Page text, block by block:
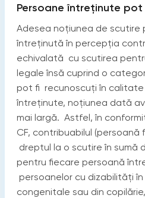
Persoane întreținute
Adesea noțiunea de scutire
întreținută în percepția
echivalată cu scutirea
legale însă cuprind o
pot fi recunoscuți în
întreținute, noțiunea dată
mai largă. Astfel, în
CF, contribuabilul (persoană
dreptul la o scutire în sumă
pentru fiecare persoană
persoanelor cu dizabilități
congenitale sau din